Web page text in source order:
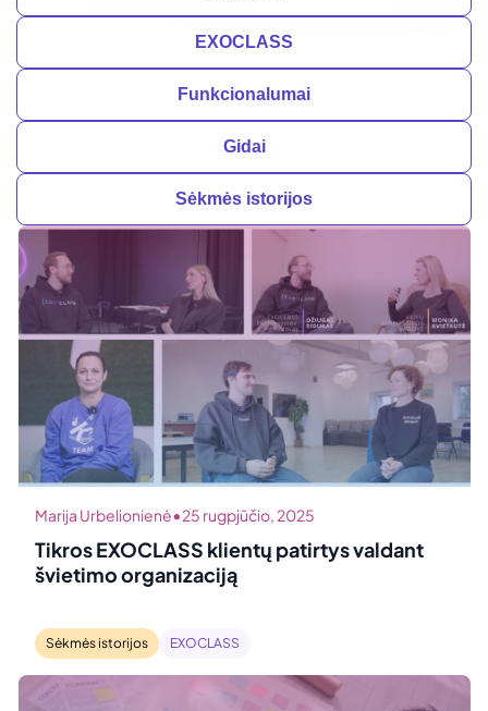
EXOCLASS
Funkcionalumai
Gidai
Sėkmės istorijos
Marija Urbelionienė•25 rugpjūčio, 2025
Tikros EXOCLASS klientų patirtys valdant
švietimo organizaciją
Sėkmės istorijos EXOCLASS